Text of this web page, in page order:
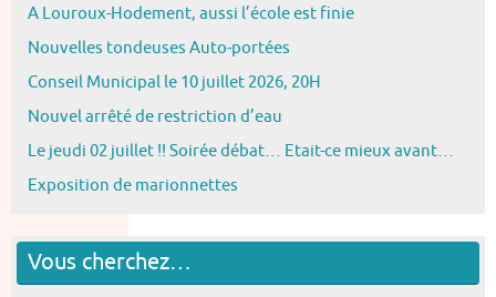
A Louroux-Hodement, aussi l’école est finie
Nouvelles tondeuses Auto-portées
Conseil Municipal le 10 juillet 2026, 20H
Nouvel arrêté de restriction d’eau
Le jeudi 02 juillet !! Soirée débat… Etait-ce mieux avant…
Exposition de marionnettes
Vous cherchez…